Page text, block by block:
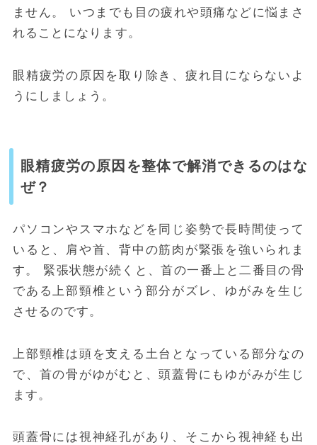
ません。
いつまでも目の疲れや頭痛などに悩まさ
れることになります。
眼精疲労の原因を取り除き、疲れ目にならないよ
うにしましょう。
眼精疲労の原因を整体で解消できるのはな
ぜ？
パソコンやスマホなどを同じ姿勢で長時間使って
いると、肩や首、背中の筋肉が緊張を強いられま
す。
緊張状態が続くと、首の一番上と二番目の骨
である上部頸椎という部分がズレ、ゆがみを生じ
させるのです。
上部頸椎は頭を支える土台となっている部分なの
で、首の骨がゆがむと、頭蓋骨にもゆがみが生じ
ます。
頭蓋骨には視神経孔があり、そこから視神経も出